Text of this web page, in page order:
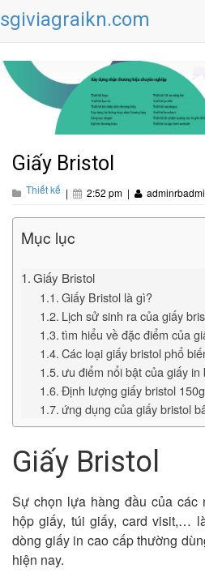
sgiviagraikn.com
Giấy Bristol
Thiết kế | 2:52 pm |
Mục lục
Giấy Bristol
Giấy Bristol là gì?
Lịch sử sinh ra của giấy
tìm hiểu về đặc điểm của
Các loại giấy bristol phổ
ưu điểm nổi bật của giấy in
Định lượng giấy bristol
ứng dụng của giấy bristol
Giấy Bristol
Sự chọn lựa hàng đầu của các
hộp giấy, túi giấy, card visit,…
dòng giấy in cao cấp thường
hiện nay.